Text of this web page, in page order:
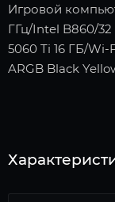
Игровой
ГГц/Intel B860/32
5060 Ti 16 ГБ/
ARGB Black